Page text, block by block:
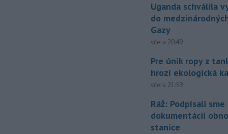
Uganda schválila
do
Gazy
včera 20:49
Pre únik ropy z
hrozí ekologická
včera 21:59
Ráž: Podpísali
dokumentácii
stanice